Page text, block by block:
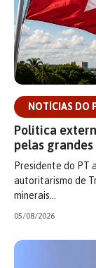
NOTÍCIAS DO
Política
pelas
Presidente do PT
autoritarismo de
minerais…
05/08/2026